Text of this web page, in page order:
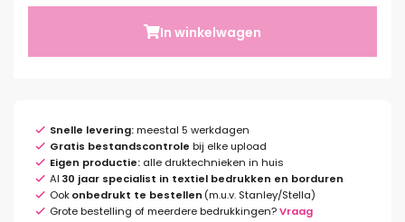
In winkelwagen
Snelle levering:meestal 5 werkdagen
Gratis bestandscontrole bij elke upload
Eigen productie: alle druktechnieken in huis
Al 30 jaar specialist in textiel bedrukken en borduren
Ookonbedrukt te bestellen (m.u.v. Stanley/Stella)
Grote bestelling of meerdere bedrukkingen?Vraag